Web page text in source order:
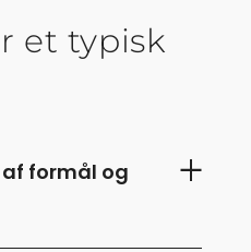
et typisk
formål og